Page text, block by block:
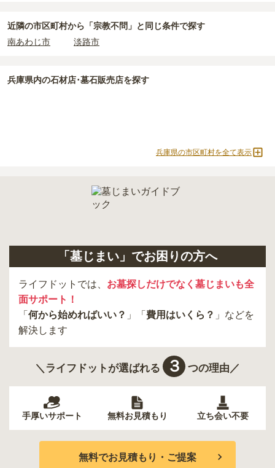
・開眼法要の費用
：お墓を新しく建てた際に行う儀式のための費
・納骨式の費用
：お墓に遺骨を納める儀式のための費用。僧侶に渡
・年間管理費：お墓の管理費。契約後、毎年発生するケースがあり
お墓を探すのがおすすめです。
近隣の市区町村から 「宗教不問」と 同じ条件で探す
南あわじ市
淡路市
兵庫県内の石材店･墓石販売店を探す
兵庫県の市区町村を全て表示
「墓じまい」でお困りの方へ
ライフドットでは、 お墓探しだけでなく墓じまいも全
面サポート！
「 何から始めればいい？ 」「 費用はいくら？ 」などを
解決します
＼ライフドットが選ばれる ３ つの理由／
手厚いサポート 無料お見積もり 立ち会い不要
無料でお見積もり・ご提案